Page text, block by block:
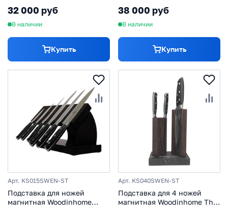
32 000 руб
В наличии
Купить
38 000 руб
В наличии
Купить
Арт. KS015SWEN-ST
Подставка для ножей
магнитная Woodinhome
Арт. KS040SWEN-ST
Подставка для 4 ножей
магнитная Woodinhome The